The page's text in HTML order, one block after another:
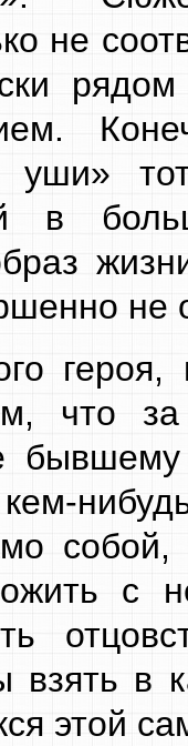
не
уши»
в
не
что
бывшему
с
в
этой